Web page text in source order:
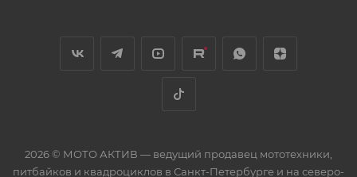
2026 © МОТО АКТИВ — ведущий продавец мототехники,
питбайков и квадроциклов в Санкт-Петербурге и на северо-